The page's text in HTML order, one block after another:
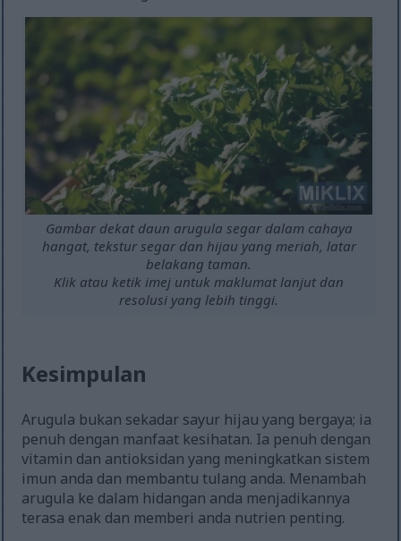
Gambar dekat daun arugula segar dalam cahaya
hangat, tekstur segar dan hijau yang meriah, latar
belakang taman.
Klik atau ketik imej untuk maklumat lanjut dan
resolusi yang lebih tinggi.
Kesimpulan
Arugula bukan sekadar sayur hijau yang bergaya; ia
penuh dengan manfaat kesihatan. Ia penuh dengan
vitamin dan antioksidan yang meningkatkan sistem
imun anda dan membantu tulang anda. Menambah
arugula ke dalam hidangan anda menjadikannya
terasa enak dan memberi anda nutrien penting.